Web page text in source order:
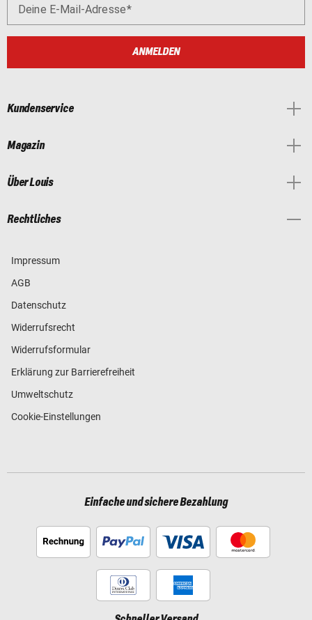
Deine E-Mail-Adresse
ANMELDEN
Kundenservice
Magazin
Über Louis
Rechtliches
Impressum
AGB
Datenschutz
Widerrufsrecht
Widerrufsformular
Erklärung zur Barrierefreiheit
Umweltschutz
Cookie-Einstellungen
Einfache und sichere Bezahlung